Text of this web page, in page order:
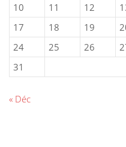
10
11 12
17
18 19
24
25 26
31
« Déc